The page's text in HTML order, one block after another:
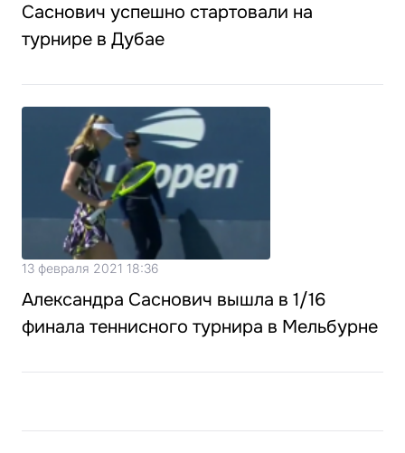
Саснович успешно стартовали на
турнире в Дубае
13 февраля 2021 18:36
Александра Саснович вышла в 1/16
финала теннисного турнира в Мельбурне